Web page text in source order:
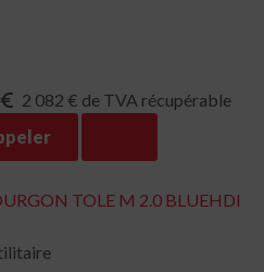
2 082 € de TVA récupérable